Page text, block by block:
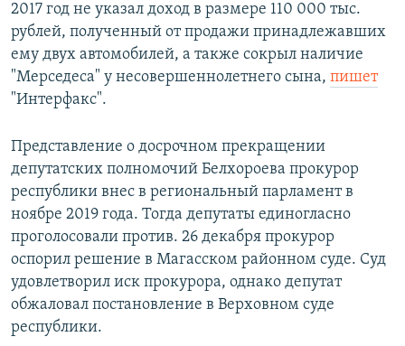
2017 год не указал доход в размере 110 000 тыс.
рублей, полученный от продажи принадлежавших
ему двух автомобилей, а также сокрыл наличие
"Мерседеса" у несовершеннолетнего сына, пишет
"Интерфакс".
Представление о досрочном прекращении
депутатских полномочий Белхороева прокурор
республики внес в региональный парламент в
ноябре 2019 года. Тогда депутаты единогласно
проголосовали против. 26 декабря прокурор
оспорил решение в Магасском районном суде. Суд
удовлетворил иск прокурора, однако депутат
обжаловал постановление в Верховном суде
республики.